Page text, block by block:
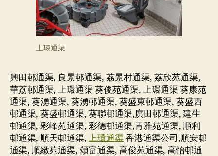
上環通渠
興田邨通渠, 良景邨通渠, 荔景村通渠, 荔欣苑通渠,
華荔邨通渠, 上環通渠 葵俊苑通渠, 上環通渠 葵康苑
通渠, 葵湧通渠, 葵湧邨通渠, 葵盛東邨通渠, 葵盛西
邨通渠, 葵盛邨通渠, 葵聯邨通渠,廣田邨通渠, 建生
邨通渠, 彩峰苑通渠, 彩德邨通渠,青雅苑通渠, 順利
邨通渠, 順天邨通渠, 上環通渠香港通渠公司,順安邨
通渠, 順緻苑通渠, 頌富通渠, 高俊苑通渠, 高怡邨通